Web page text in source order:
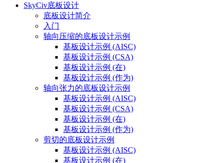
SkyCiv底板设计
底板设计简介
入门
轴向压缩的底板设计示例
基板设计示例 (AISC)
基板设计示例 (CSA)
基板设计示例 (在)
基板设计示例 (作为)
轴向张力的底板设计示例
基板设计示例 (AISC)
基板设计示例 (CSA)
基板设计示例 (在)
基板设计示例 (作为)
剪切的底板设计示例
基板设计示例 (AISC)
基板设计示例 (在)